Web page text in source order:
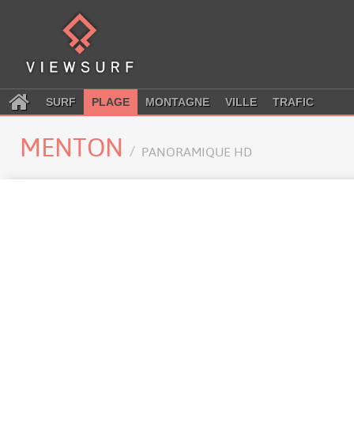
SURF PLAGE MONTAGNE VILLE TRAFIC
MENTON PANORAMIQUE HD